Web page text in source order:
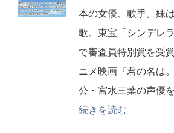
本の女優、歌手。妹
歌。東宝「シンデレ
で審査員特別賞を受
ニメ映画『君の名は
公・宮水三葉の声優を
続きを読む